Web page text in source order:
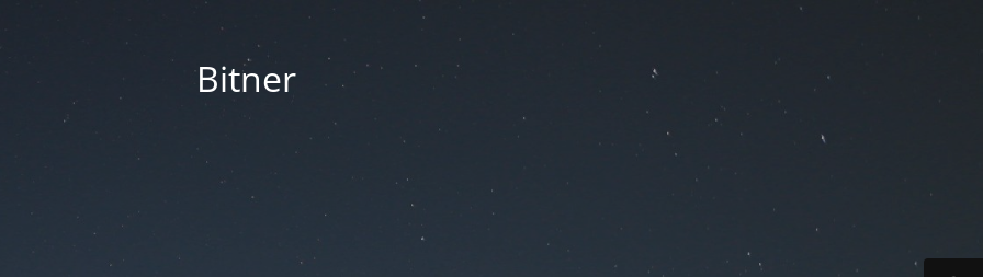
Bitner